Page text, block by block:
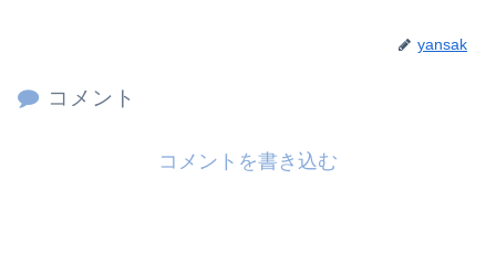
yansak
コメント
コメントを書き込む